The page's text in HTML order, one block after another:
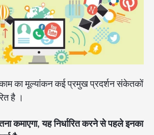
का मूल्यांकन कई प्रमुख प्रदर्शन संकेतकों
है ।
कमाएगा, यह निर्धारित करने से पहले इनका